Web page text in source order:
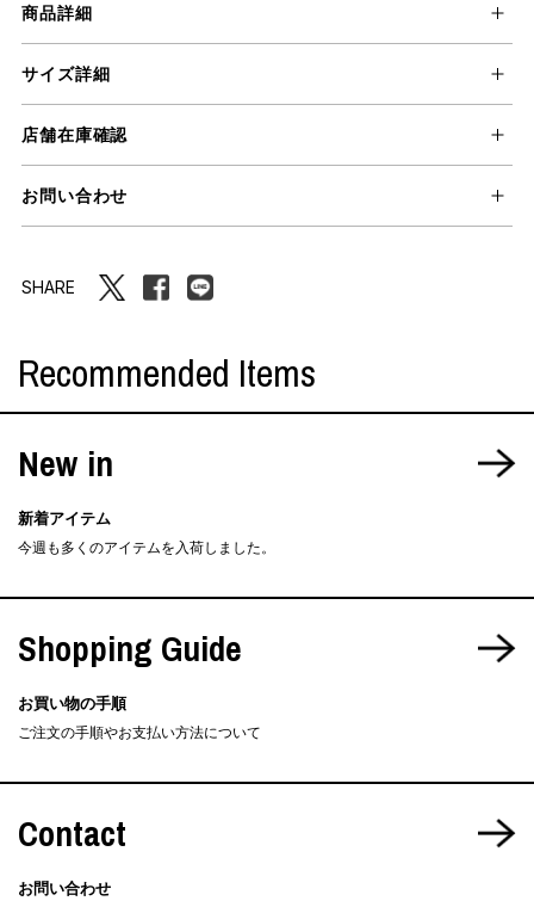
商品詳細
サイズ詳細
店舗在庫確認
お問い合わせ
SHARE
Recommended Items
New in
新着アイテム
今週も多くのアイテムを入荷しました。
Shopping Guide
お買い物の手順
ご注文の手順やお支払い方法について
Contact
お問い合わせ